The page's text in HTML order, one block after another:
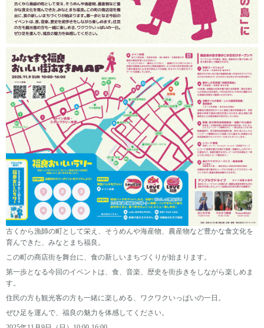
古くから漁師の町として栄え、そうめんや海産物、農産物など豊かな食文化を
育んできた、みなとまち福良。
この町の商店街を舞台に、食の新しいまちづくりが始まります。
第一歩となる今回のイベントは、食、音楽、歴史を街歩きをしながら楽しめま
す。
住民の方も観光客の方も一緒に楽しめる、ワクワクいっぱいの一日。
ぜひ足を運んで、福良の魅力を体感してください。